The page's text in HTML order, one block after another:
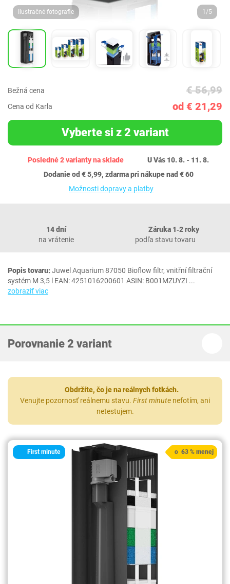
Ilustračné fotografie 1/5
Bežná cena € 56,99
Cena od Karla od € 21,29
Vyberte si z 2 variant
Posledné 2 varianty na sklade
U Vás 10. 8. - 11. 8.
Dodanie od € 5,99, zdarma pri nákupe nad € 60
Možnosti dopravy a platby
14 dní
na vrátenie
Záruka 1‐2 roky
podľa stavu tovaru
Popis tovaru:Juwel Aquarium 87050 Bioflow filtr, vnitřní filtrační
systém M 3,5 l EAN: 4251016200601 ASIN: B001MZUYZI ...
zobraziť viac
Porovnanie 2 variant
Obdržíte, čo je na reálnych fotkách.
Venujte pozornosť reálnemu stavu. First minute nefotím, ani
netestujem.
First minute o 63 % menej